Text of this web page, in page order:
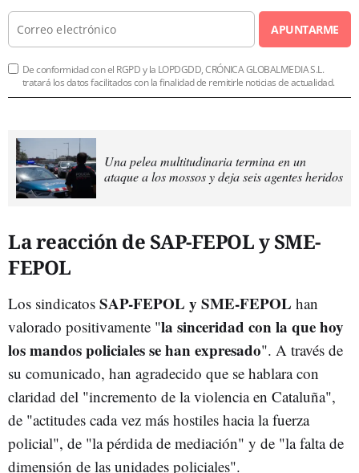
APUNTARME
De conformidad con el RGPD y la LOPDGDD, CRÓNICA GLOBALMEDIA S.L.
tratará los datos facilitados con la finalidad de remitirle noticias de actualidad.
Una pelea multitudinaria termina en un
ataque a los mossos y deja seis agentes heridos
La reacción de SAP-FEPOL y SME-
FEPOL
Los sindicatos SAP-FEPOL y SME-FEPOL han
valorado positivamente "la sinceridad con la que hoy
los mandos policiales se han expresado". A través de
su comunicado, han agradecido que se hablara con
claridad del "incremento de la violencia en Cataluña",
de "actitudes cada vez más hostiles hacia la fuerza
policial", de "la pérdida de mediación" y de "la falta de
dimensión de las unidades policiales".